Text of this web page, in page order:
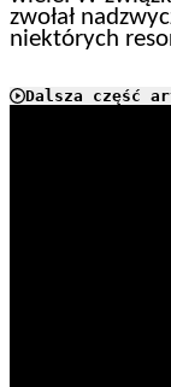
zwołał
niektórych
Dalsza część